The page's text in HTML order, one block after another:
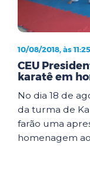
10/08/2018, às 11:25
CEU
karatê em
No dia 18 de
da turma de
farão uma
homenagem ao